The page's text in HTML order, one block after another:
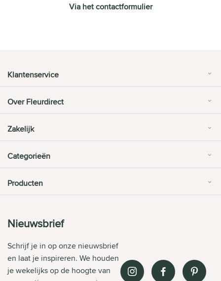
Via het contactformulier
Klantenservice
Over Fleurdirect
Zakelijk
Categorieën
Producten
Nieuwsbrief
Schrijf je in op onze nieuwsbrief
en laat je inspireren. We houden
je wekelijks op de hoogte van